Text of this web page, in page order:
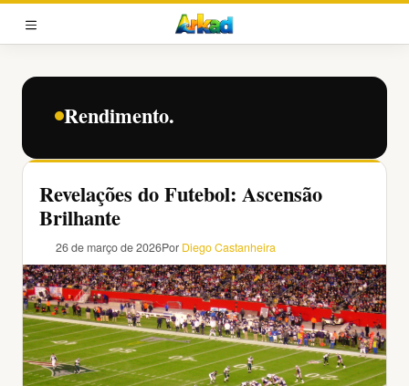
Pular
para
conteúdo
MENU
Rendimento.
Revelações do Futebol: Ascensão
Brilhante
26 de março de 2026Por Diego Castanheira